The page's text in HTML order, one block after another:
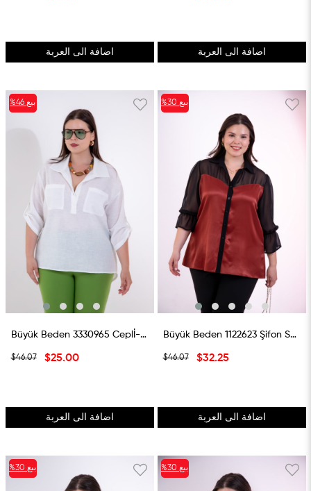
اضافة الى العربة اضافة الى العربة
Büyük Beden 3330965 Ceplİ-Düğme Detaylı Gömlek Beyaz
$25.00
$46.07
اضافة الى العربة
%46 بيع
Büyük Beden 1122623 Şifon Saten Gömlek Kiremit
$32.25
$46.07
اضافة الى العربة
%30 بيع
%30 بيع %30 بيع